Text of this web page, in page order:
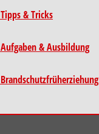
Tipps & Tricks
Aufgaben & Ausbildung
Brand­schutz­früh­erziehung